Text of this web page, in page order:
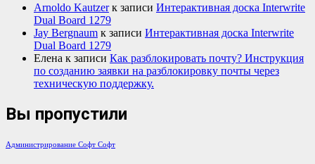
Arnoldo Kautzerк записи Интерактивная доска Interwrite
Dual Board 1279
Jay Bergnaum к записи Интерактивная доска Interwrite
Dual Board 1279
Елена к записи Как разблокировать почту? Инструкция
по созданию заявки на разблокировку почты через
техническую поддержку.
Вы пропустили
Администрирование Софт Софт